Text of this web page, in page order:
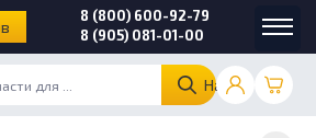
Найти
8 (800) 600-92-79
8 (905) 081-01-00